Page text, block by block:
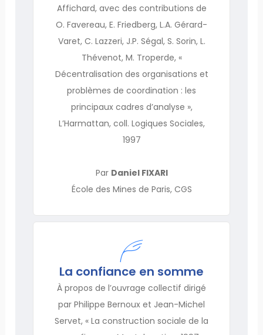
Affichard, avec des contributions de
O. Favereau, E. Friedberg, L.A. Gérard-
Varet, C. Lazzeri, J.P. Ségal, S. Sorin, L.
Thévenot, M. Troperde, «
Décentralisation des organisations et
problèmes de coordination : les
principaux cadres d’analyse »,
L’Harmattan, coll. Logiques Sociales,
1997
Par Daniel FIXARI
École des Mines de Paris, CGS
La confiance en somme
À propos de l’ouvrage collectif dirigé
par Philippe Bernoux et Jean-Michel
Servet, « La construction sociale de la